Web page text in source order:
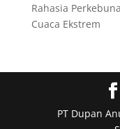
Rahasia
Cuaca Ekstrem
PT Dupan